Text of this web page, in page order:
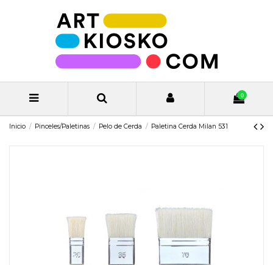
0
Inicio Pinceles/Paletinas Pelo de Cerda Paletina Cerda Milan 531